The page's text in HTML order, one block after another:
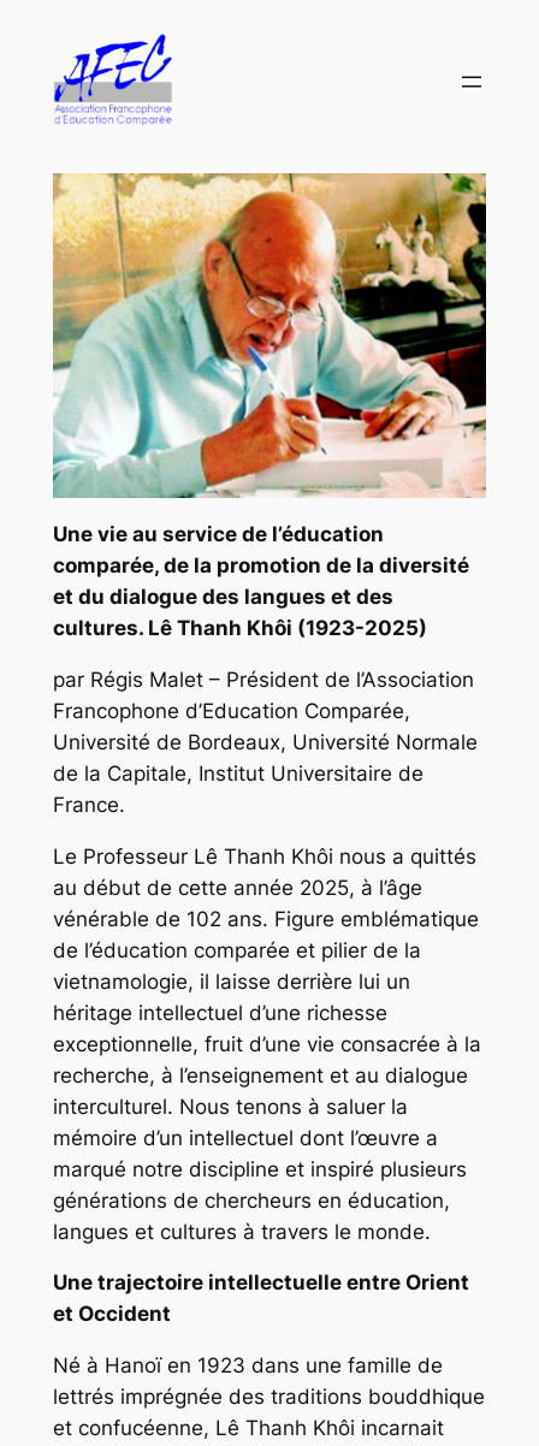
contenu
Une vie au service de l’éducation
comparée, de la promotion de la diversité
et du dialogue des langues et des
cultures. Lê Thanh Khôi (1923-2025)
par Régis Malet – Président de l’Association
Francophone d’Education Comparée,
Université de Bordeaux, Université Normale
de la Capitale, Institut Universitaire de
France.
Le Professeur Lê Thanh Khôi nous a quittés
au début de cette année 2025, à l’âge
vénérable de 102 ans. Figure emblématique
de l’éducation comparée et pilier de la
vietnamologie, il laisse derrière lui un
héritage intellectuel d’une richesse
exceptionnelle, fruit d’une vie consacrée à la
recherche, à l’enseignement et au dialogue
interculturel. Nous tenons à saluer la
mémoire d’un intellectuel dont l’œuvre a
marqué notre discipline et inspiré plusieurs
générations de chercheurs en éducation,
langues et cultures à travers le monde.
Une trajectoire intellectuelle entre Orient
et Occident
Né à Hanoï en 1923 dans une famille de
lettrés imprégnée des traditions bouddhique
et confucéenne, Lê Thanh Khôi incarnait